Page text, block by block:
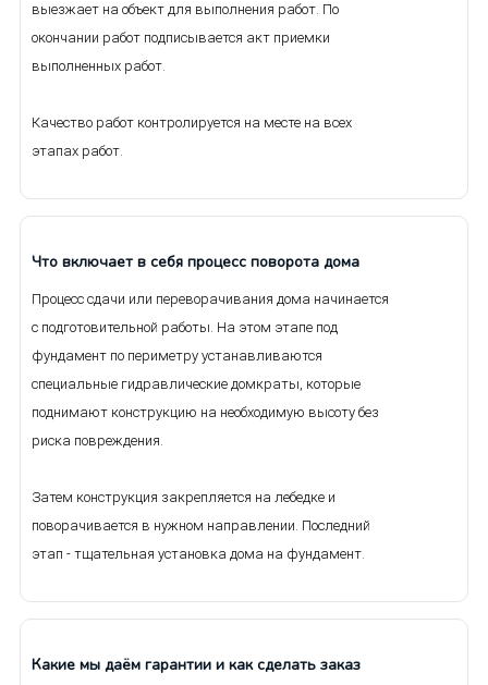
выезжает на объект для выполнения работ. По
окончании работ подписывается акт приемки
выполненных работ.
Качество работ контролируется на месте на всех
этапах работ.
Что включает в себя процесс поворота дома
Процесс сдачи или переворачивания дома начинается
с подготовительной работы. На этом этапе под
фундамент по периметру устанавливаются
специальные гидравлические домкраты, которые
поднимают конструкцию на необходимую высоту без
риска повреждения.
Затем конструкция закрепляется на лебедке и
поворачивается в нужном направлении. Последний
этап - тщательная установка дома на фундамент.
Какие мы даём гарантии и как сделать заказ